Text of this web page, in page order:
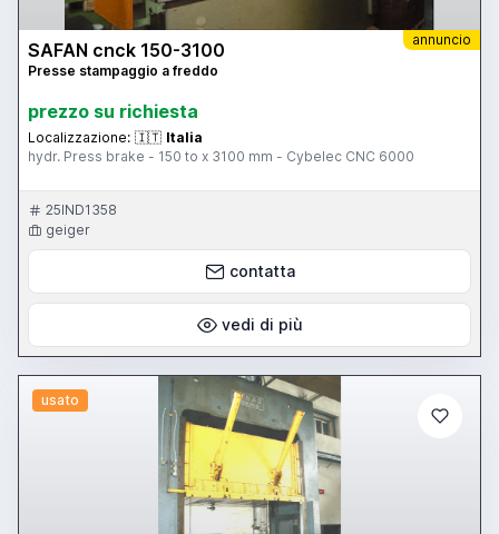
annuncio
SAFAN cnck 150-3100
Presse stampaggio a freddo
prezzo su richiesta
Localizzazione: 🇮🇹 Italia
hydr. Press brake - 150 to x 3100 mm - Cybelec CNC 6000
25IND1358
geiger
contatta
vedi di più
usato